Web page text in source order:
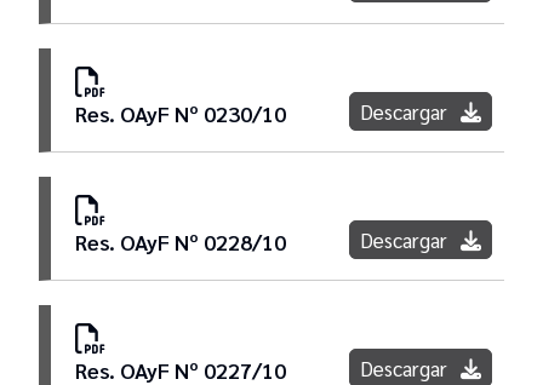
Res. OAyF Nº 0230/10 Descargar
Res. OAyF Nº 0228/10 Descargar
Res. OAyF Nº 0227/10 Descargar